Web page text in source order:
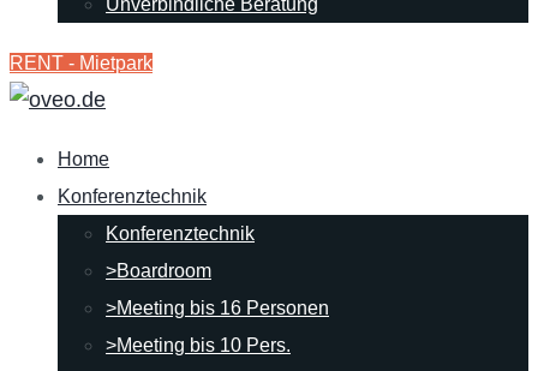
Unverbindliche Beratung
RENT - Mietpark
Home
Konferenztechnik
Konferenztechnik
>Boardroom
>Meeting bis 16 Personen
>Meeting bis 10 Pers.